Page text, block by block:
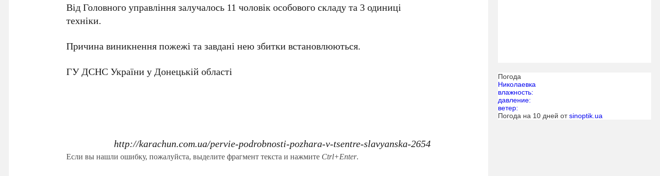
Від Головного управління залучалось 11 чоловік особового складу та 3 одиниці
техніки.
Причина виникнення пожежі та завдані нею збитки встановлюються.
ГУ ДСНС України у Донецькій області
http://karachun.com.ua/pervie-podrobnosti-pozhara-v-tsentre-slavyanska-2654
Если вы нашли ошибку, пожалуйста, выделите фрагмент текста и нажмите Ctrl+Enter.
Погода
Николаевка
влажность:
давление:
ветер:
Погода на 10 дней отsinoptik.ua